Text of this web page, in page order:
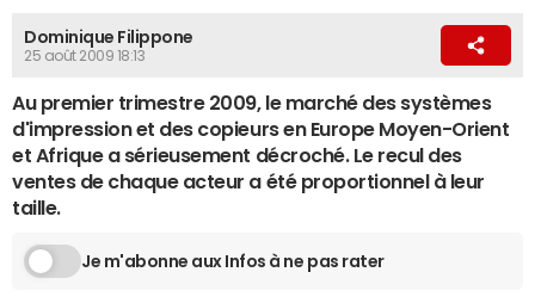
Dominique Filippone
25 août 2009 18:13
Au premier trimestre 2009, le marché des systèmes
d'impression et des copieurs en Europe Moyen-Orient
et Afrique a sérieusement décroché. Le recul des
ventes de chaque acteur a été proportionnel à leur
taille.
Je m'abonne aux Infos à ne pas rater